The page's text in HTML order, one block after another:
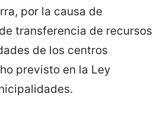
por la causa de
transferencia de recursos
de los centros
previsto en la Ley